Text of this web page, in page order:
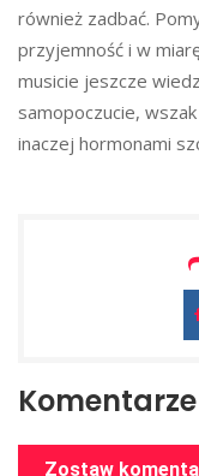
również zadbać.
przyjemność i w
musicie jeszcze
samopoczucie,
inaczej hormonami
Zostaw